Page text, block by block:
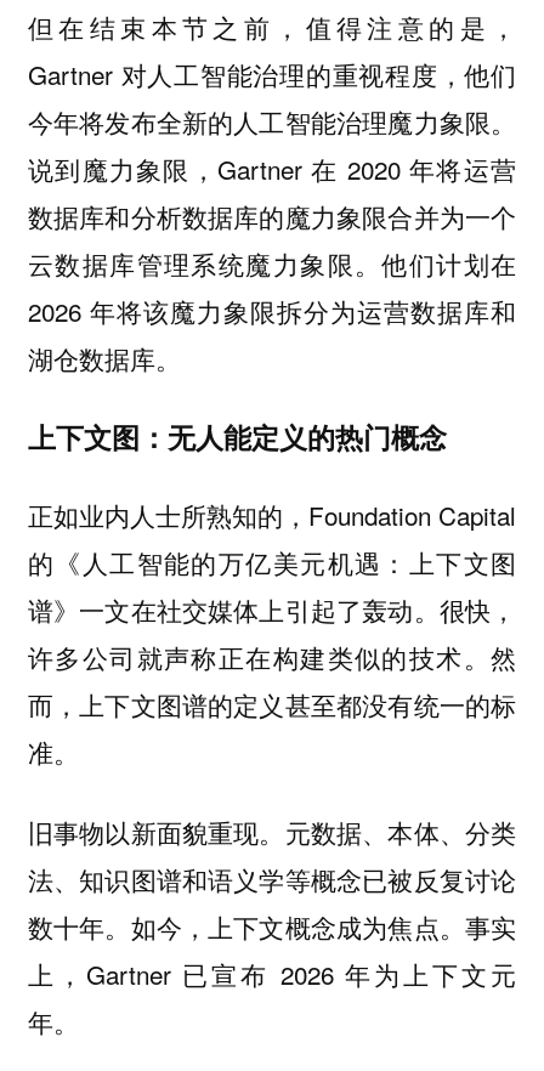
但在结束本节之前，值得注意的是，
Gartner 对人工智能治理的重视程度，他们
今年将发布全新的人工智能治理魔力象限。
说到魔力象限，Gartner 在 2020 年将运营
数据库和分析数据库的魔力象限合并为一个
云数据库管理系统魔力象限。他们计划在
2026 年将该魔力象限拆分为运营数据库和
湖仓数据库。
上下文图：无人能定义的热门概念
正如业内人士所熟知的，Foundation Capital
的《人工智能的万亿美元机遇：上下文图
谱》一文在社交媒体上引起了轰动。很快，
许多公司就声称正在构建类似的技术。然
而，上下文图谱的定义甚至都没有统一的标
准。
旧事物以新面貌重现。元数据、本体、分类
法、知识图谱和语义学等概念已被反复讨论
数十年。如今，上下文概念成为焦点。事实
上，Gartner 已宣布 2026 年为上下文元
年。